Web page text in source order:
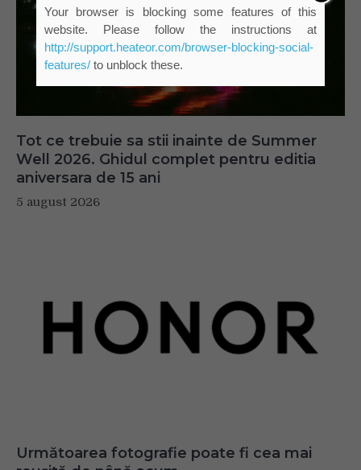
Tot ce trebuie sa stii inainte de Summer
Well 2026. Ghidul complet pentru editia
aniversara de 15 ani
5 august 2026
Următoarea fotografie poate fi cea mai
Your browser is blocking some features of this
website. Please follow the instructions at
http://support.heateor.com/browser-blocking-social-
features/to unblock these.